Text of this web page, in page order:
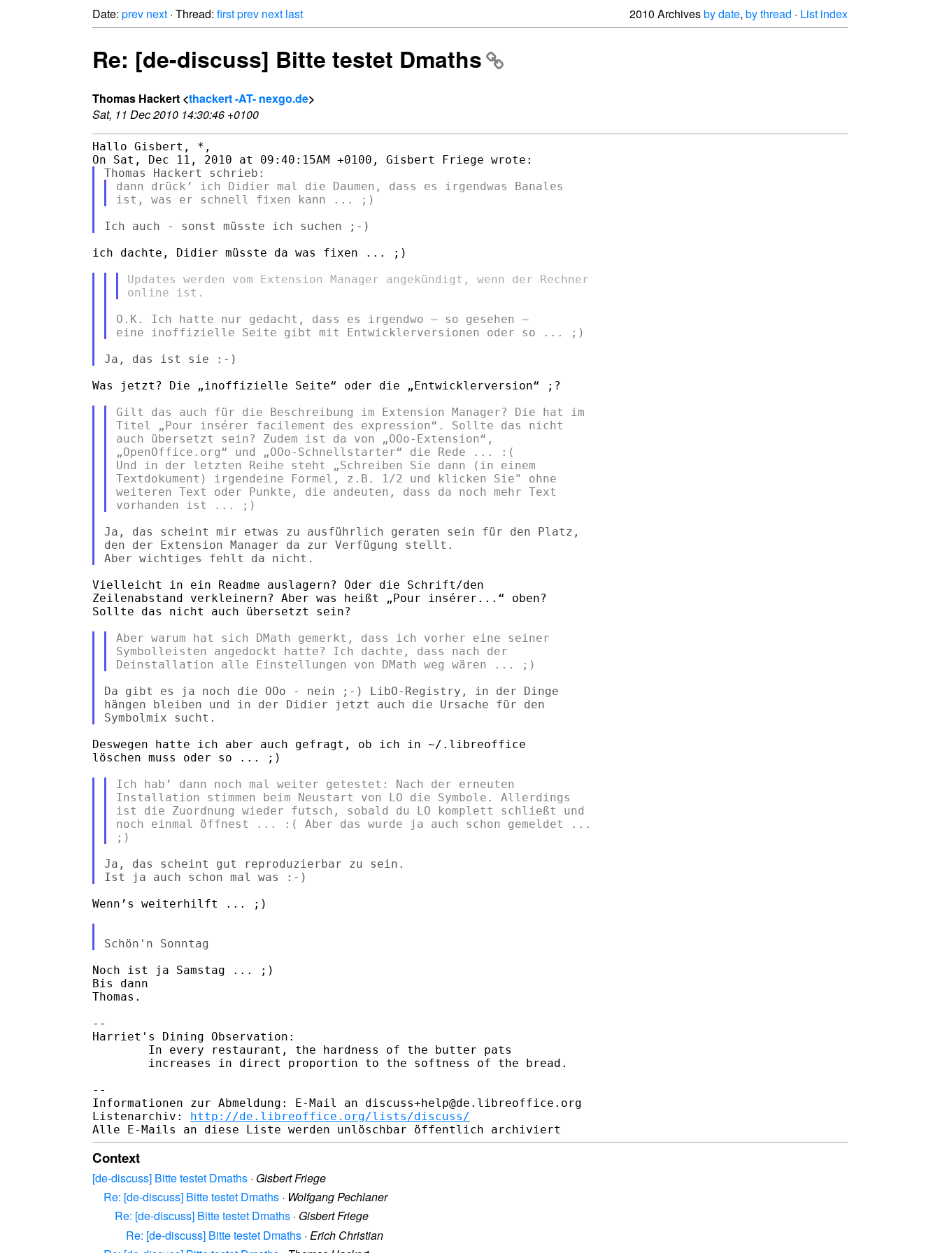
Date: prev next · Thread: firstprev next last 2010 Archivesby date, by thread · List index
Re: [de-discuss] Bitte testet Dmaths
Thomas Hackert <thackert -AT- nexgo.de>
Sat, 11 Dec 2010 14:30:46 +0100
Hallo Gisbert, *,
dann drück’ ich Didier mal die Daumen, dass es irgendwas Banales
ich dachte, Didier müsste da was fixen ... ;)
Updates werden vom Extension Manager angekündigt, wenn der Rechner
O.K. Ich hatte nur gedacht, dass es irgendwo – so gesehen –
Was jetzt? Die „inoffizielle Seite“ oder die „Entwicklerversion“ ;?
Gilt das auch für die Beschreibung im Extension Manager? Die hat im
Titel „Pour insérer facilement des expression“. Sollte das nicht
auch übersetzt sein? Zudem ist da von „OOo-Extension“,
„OpenOffice.org“ und „OOo-Schnellstarter“ die Rede ... :(
Und in der letzten Reihe steht „Schreiben Sie dann (in einem
Textdokument) irgendeine Formel, z.B. 1/2 und klicken Sie" ohne
weiteren Text oder Punkte, die andeuten, dass da noch mehr Text
Ja, das scheint mir etwas zu ausführlich geraten sein für den Platz,
den der Extension Manager da zur Verfügung stellt.
Vielleicht in ein Readme auslagern? Oder die Schrift/den
Zeilenabstand verkleinern? Aber was heißt „Pour insérer...“ oben?
Sollte das nicht auch übersetzt sein?
Aber warum hat sich DMath gemerkt, dass ich vorher eine seiner
Symbolleisten angedockt hatte? Ich dachte, dass nach der
Da gibt es ja noch die OOo - nein ;-) LibO-Registry, in der Dinge
hängen bleiben und in der Didier jetzt auch die Ursache für den
Deswegen hatte ich aber auch gefragt, ob ich in ~/.libreoffice
löschen muss oder so ... ;)
Ich hab’ dann noch mal weiter getestet: Nach der erneuten
Installation stimmen beim Neustart von LO die Symbole. Allerdings
ist die Zuordnung wieder futsch, sobald du LO komplett schließt und
noch einmal öffnest ... :( Aber das wurde ja auch schon gemeldet ...
Ja, das scheint gut reproduzierbar zu sein.
Wenn’s weiterhilft ... ;)
Noch ist ja Samstag ... ;)
Bis dann
Thomas.
--
Harriet's Dining Observation:
        In every restaurant, the hardness of the butter pats
        increases in direct proportion to the softness of the bread.
--
Informationen zur Abmeldung: E-Mail an discuss+help@de.libreoffice.org
Listenarchiv: http://de.libreoffice.org/lists/discuss/
Context
[de-discuss] Bitte testet Dmaths · Gisbert Friege
Re: [de-discuss] Bitte testet Dmaths · Wolfgang Pechlaner
Re: [de-discuss] Bitte testet Dmaths · Gisbert Friege
Re: [de-discuss] Bitte testet Dmaths · Erich Christian